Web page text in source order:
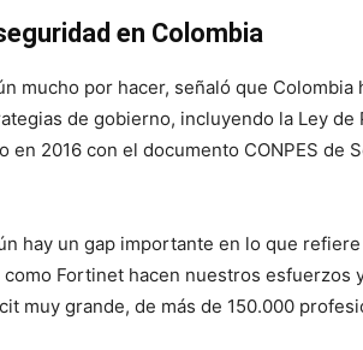
en Colombia
mucho por hacer, señaló que Colombia
de gobierno, incluyendo la Ley de
en 2016 con el documento CONPES de
hay un gap importante en lo que
Fortinet hacen nuestros esfuerzos
muy grande, de más de 150.000